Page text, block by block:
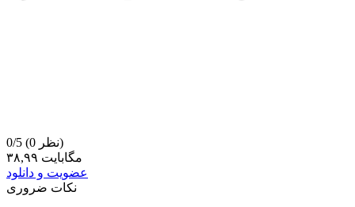
0/5
(0 نظر)
۳۸,۹۹ مگابایت
عضویت و دانلود
نکات ضروری